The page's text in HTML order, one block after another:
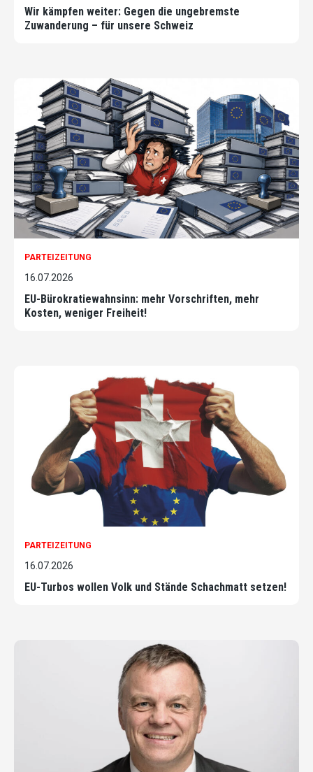
Wir kämpfen weiter: Gegen die ungebremste
Zuwanderung – für unsere Schweiz
PARTEIZEITUNG
16.07.2026
EU-Bürokratiewahnsinn: mehr Vorschriften, mehr
Kosten, weniger Freiheit!
PARTEIZEITUNG
16.07.2026
EU-Turbos wollen Volk und Stände Schachmatt setzen!